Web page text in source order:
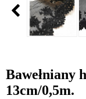
Bawełniany
13cm/0,5m.